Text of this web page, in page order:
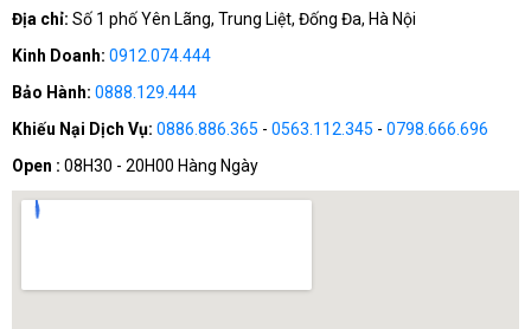
Địa chỉ: Số 1 phố Yên Lãng, Trung Liệt, Đống Đa, Hà Nội
Kinh Doanh: 0912.074.444
Bảo Hành: 0888.129.444
Khiếu Nại Dịch Vụ: 0886.886.365 - 0563.112.345 - 0798.666.696
Open : 08H30 - 20H00 Hàng Ngày